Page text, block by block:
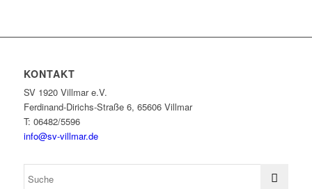
KONTAKT
SV 1920 Villmar e.V.
Ferdinand-Dirichs-Straße 6, 65606 Villmar
T: 06482/5596
info@sv-villmar.de